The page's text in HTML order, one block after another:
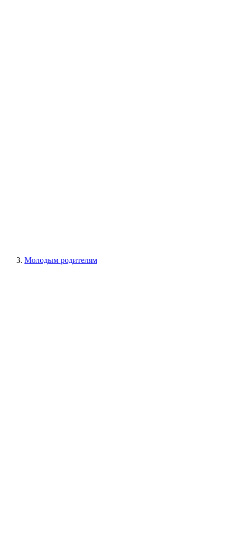
Молодым родителям